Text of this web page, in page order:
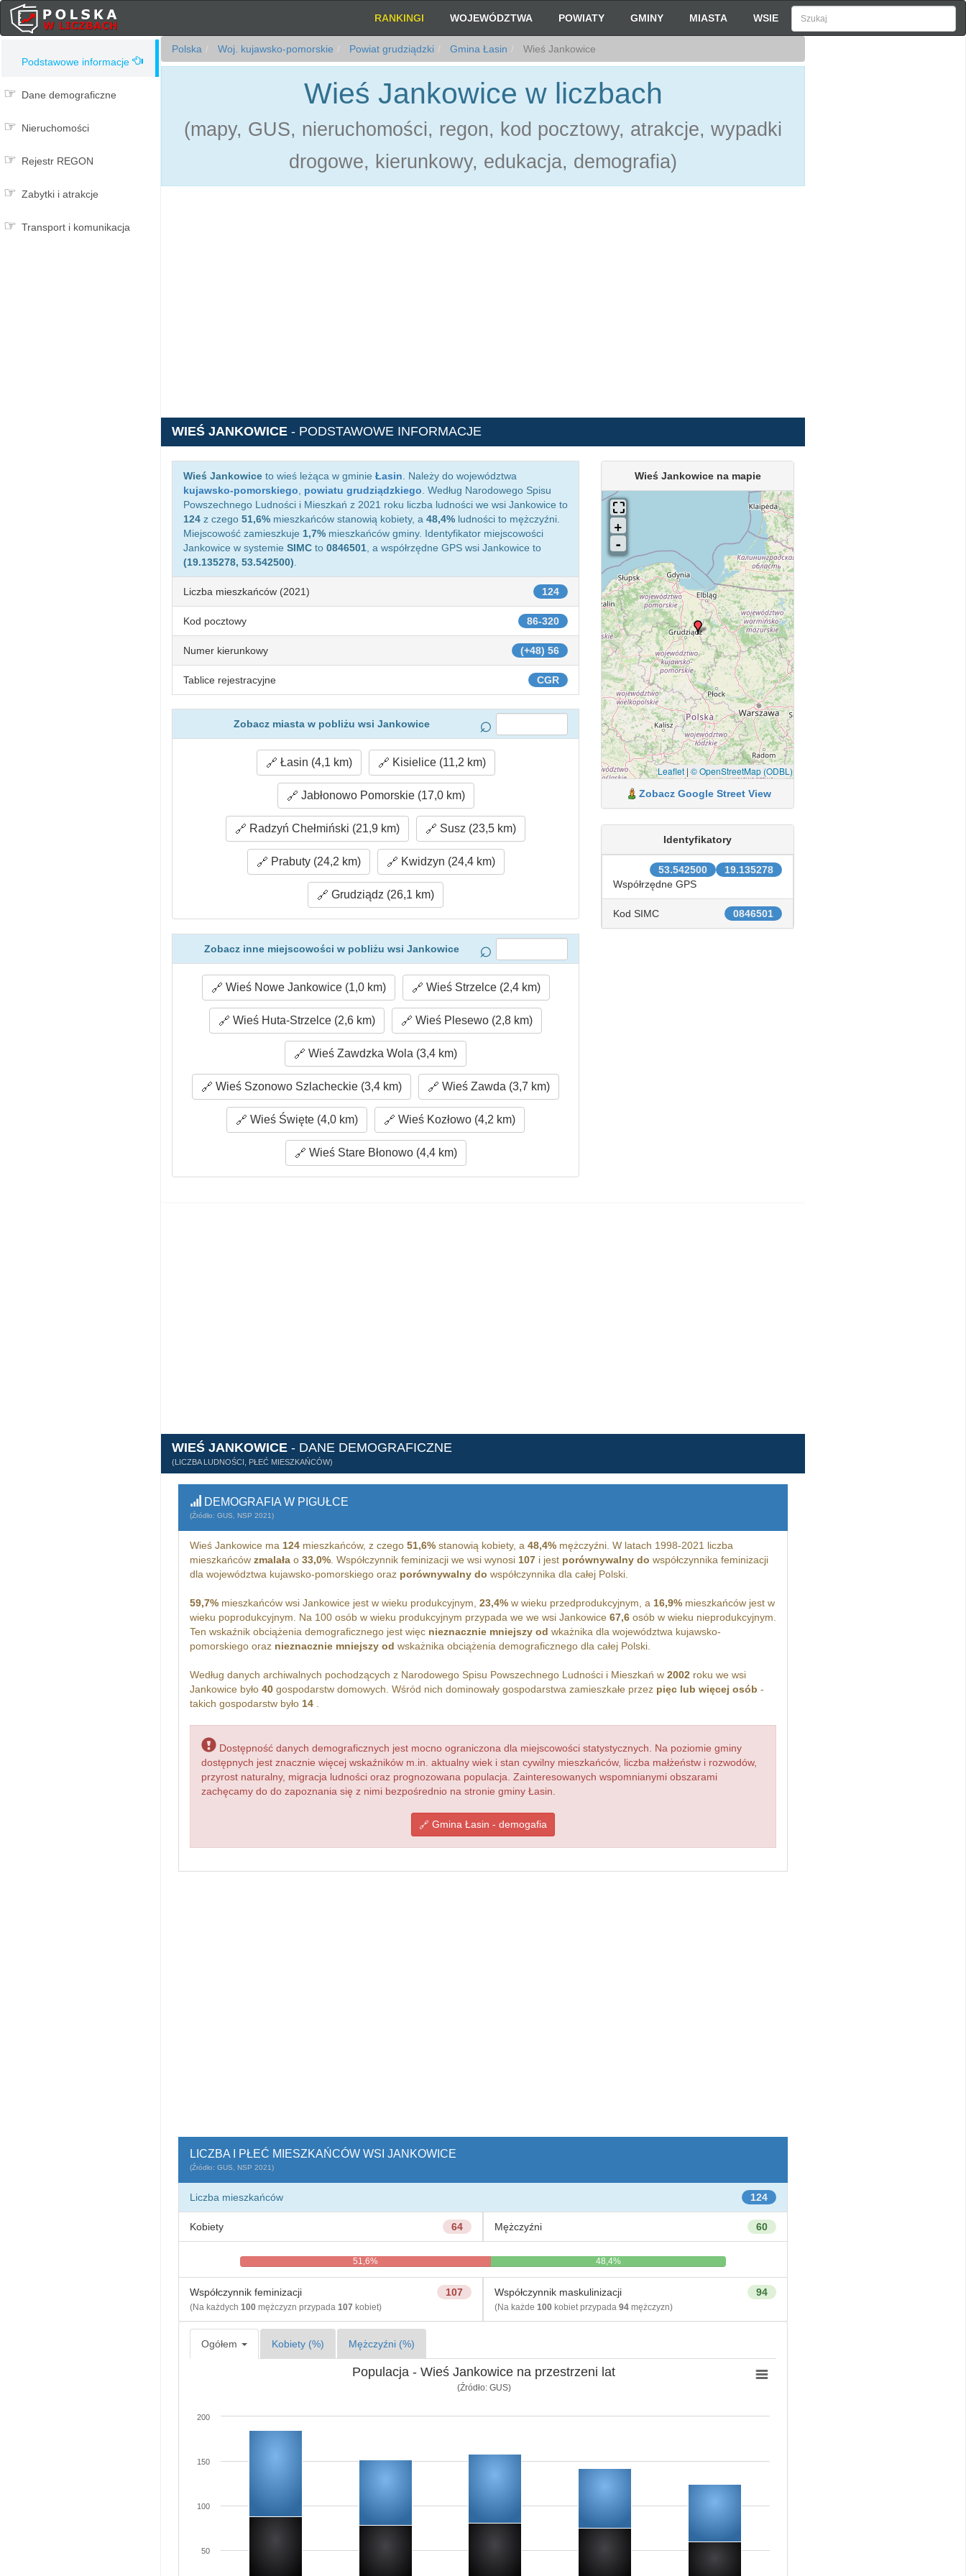
RANKINGI WOJEWÓDZTWA POWIATY GMINY MIASTA WSIE
Podstawowe informacje
Dane demograficzne
Nieruchomości
Rejestr REGON
Zabytki i atrakcje
Transport i komunikacja
Polska Woj. kujawsko-pomorskie Powiat grudziądzki Gmina Łasin Wieś Jankowice
Wieś Jankowice w liczbach
(mapy, GUS, nieruchomości, regon, kod pocztowy, atrakcje, wypadki
drogowe, kierunkowy, edukacja, demografia)
WIEŚ JANKOWICE - PODSTAWOWE INFORMACJE
Wieś Jankowice to wieś leżąca w gminie Łasin . Należy do województwa
kujawsko-pomorskiego
powiatu grudziądzkiego . Według Narodowego Spisu
Powszechnego Ludności i Mieszkań z 2021 roku liczba ludności we wsi Jankowice to
124 z czego 51,6% mieszkańców stanowią kobiety, a 48,4% ludności to mężczyźni.
Miejscowość zamieszkuje 1,7% mieszkańców gminy. Identyfikator miejscowości
Jankowice w systemie SIMC to 0846501 , a współrzędne GPS wsi Jankowice to
(19.135278, 53.542500)
124
Liczba mieszkańców (2021)
86-320
Kod pocztowy
(+48) 56
Numer kierunkowy
CGR
Tablice rejestracyjne
Zobacz miasta w pobliżu wsi Jankowice
Łasin (4,1 km) Kisielice (11,2 km)
Jabłonowo Pomorskie (17,0 km)
Radzyń Chełmiński (21,9 km) Susz (23,5 km)
Prabuty (24,2 km) Kwidzyn (24,4 km)
Grudziądz (26,1 km)
Zobacz inne miejscowości w pobliżu wsi Jankowice
Wieś Nowe Jankowice (1,0 km) Wieś Strzelce (2,4 km)
Wieś Huta-Strzelce (2,6 km) Wieś Plesewo (2,8 km)
Wieś Zawdzka Wola (3,4 km)
Wieś Szonowo Szlacheckie (3,4 km) Wieś Zawda (3,7 km)
Wieś Święte (4,0 km) Wieś Kozłowo (4,2 km)
Wieś Stare Błonowo (4,4 km)
Wieś Jankowice na mapie
Leaflet| © OpenStreetMap (ODBL)
Zobacz Google Street View
Identyfikatory
19.135278
53.542500
Współrzędne GPS
0846501
Kod SIMC
WIEŚ JANKOWICE - DANE DEMOGRAFICZNE
(LICZBA LUDNOŚCI, PŁEĆ MIESZKAŃCÓW)
DEMOGRAFIA W PIGUŁCE
(Źródło: GUS, NSP 2021)
Wieś Jankowice ma 124mieszkańców, z czego 51,6%stanowią kobiety, a 48,4%mężczyźni. W latach 1998-2021 liczba
mieszkańców zmalałao 33,0%. Współczynnik feminizacji we wsi wynosi 107i jest porównywalny do współczynnika feminizacji
dla województwa kujawsko-pomorskiego oraz porównywalny do współczynnika dla całej Polski.
59,7%mieszkańców wsi Jankowice jest w wieku produkcyjnym, 23,4%w wieku przedprodukcyjnym, a 16,9%mieszkańców jest w
wieku poprodukcyjnym. Na 100 osób w wieku produkcyjnym przypada we we wsi Jankowice 67,6osób w wieku nieprodukcyjnym.
Ten wskaźnik obciążenia demograficznego jest więc nieznacznie mniejszy od wkażnika dla województwa kujawsko-
pomorskiego oraz nieznacznie mniejszy od wskażnika obciążenia demograficznego dla całej Polski.
Według danych archiwalnych pochodzących z Narodowego Spisu Powszechnego Ludności i Mieszkań w 2002roku we wsi
Jankowice było 40gospodarstw domowych. Wśród nich dominowały gospodarstwa zamieszkałe przez pięc lub więcej osób -
takich gospodarstw było 14.
Dostępność danych demograficznych jest mocno ograniczona dla miejscowości statystycznych. Na poziomie gminy
dostępnych jest znacznie więcej wskaźników m.in. aktualny wiek i stan cywilny mieszkańców, liczba małżeństw i rozwodów,
przyrost naturalny, migracja ludności oraz prognozowana populacja. Zainteresowanych wspomnianymi obszarami
zachęcamy do do zapoznania się z nimi bezpośrednio na stronie gminy Łasin.
Gmina Łasin - demogafia
LICZBA I PŁEĆ MIESZKAŃCÓW WSI JANKOWICE
(Źródło: GUS, NSP 2021)
124
Liczba mieszkańców
64
Kobiety 60
Mężczyźni
51,6% 48,4%
107
Współczynnik feminizacji
(Na każdych 100mężczyzn przypada 107 kobiet)
94
Współczynnik maskulinizacji
(Na każde 100kobiet przypada 94mężczyzn)
Ogółem Kobiety (%) Mężczyźni (%)
Populacja - Wieś Jankowice na przestrzeni lat
(Źródło: GUS)
50
100
150
200